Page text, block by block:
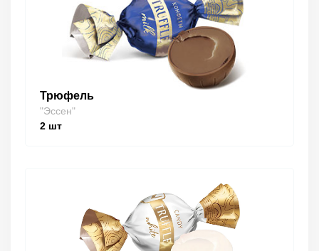
Трюфель
"Эссен"
2 шт